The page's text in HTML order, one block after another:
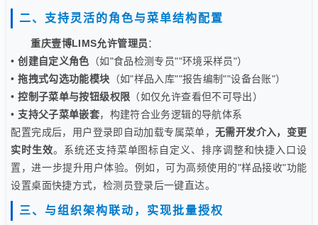
二、支持灵活的角色与菜单结构配置
重庆壹博LIMS允许管理员：
•创建自定义角色 （如"食品检测专员""环境采样员"）
•拖拽式勾选功能模块 （如"样品入库""报告编制""设备台账"）
•控制子菜单与按钮级权限 （如仅允许查看但不可导出）
• 支持父子菜单嵌套，构建符合业务逻辑的导航体系
配置完成后，用户登录即自动加载专属菜单，无需开发介入，变更
实时生效。系统还支持菜单图标自定义、排序调整和快捷入口设
置，进一步提升用户体验。例如，可为高频使用的"样品接收"功能
设置桌面快捷方式，检测员登录后一键直达。
三、与组织架构联动，实现批量授权